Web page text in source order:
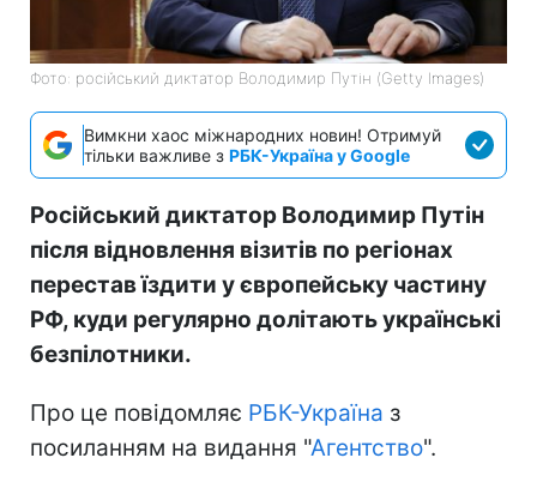
Фото: російський диктатор Володимир Путін (Getty Images)
Вимкни хаос міжнародних новин! Отримуй
тільки важливе з РБК-Україна у Google
Російський диктатор Володимир Путін
після відновлення візитів по регіонах
перестав їздити у європейську частину
РФ, куди регулярно долітають українські
безпілотники.
Про це повідомляє РБК-Україна з
посиланням на видання "Агентство".